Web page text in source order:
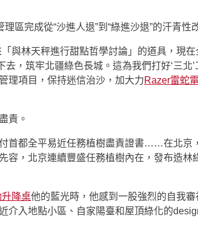
區完成從“沙進人退”到“綠進沙退”的汗青性
與林天秤進行甜點哲學討論」的道具，現
，筑牢北疆綠色長城。這為我們打好‘三北
理項目，保持迷信治沙，加大力Razer雷蛇
責。
首都全平易近任務植樹盡責證書……在北京
容，北京連續豐盛任務植樹內在，發布造
升降桌他的藍光時，他感到一股強烈的自我
介入地點小區、自家陽臺和屋頂綠化的